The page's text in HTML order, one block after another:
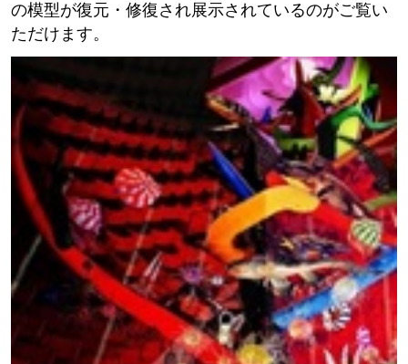
の模型が復元・修復され展示されているのがご覧い
ただけます。